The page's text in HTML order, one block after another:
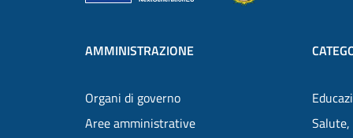
AMMINISTRAZIONE
Organi di governo
Aree amministrative
Salute,